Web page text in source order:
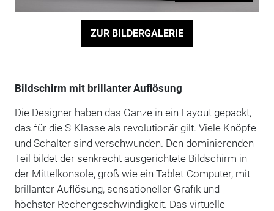
ZUR BILDERGALERIE
Bildschirm mit brillanter Auflösung
Die Designer haben das Ganze in ein Layout gepackt,
das für die S-Klasse als revolutionär gilt. Viele Knöpfe
und Schalter sind verschwunden. Den dominierenden
Teil bildet der senkrecht ausgerichtete Bildschirm in
der Mittelkonsole, groß wie ein Tablet-Computer, mit
brillanter Auflösung, sensationeller Grafik und
höchster Rechengeschwindigkeit. Das virtuelle